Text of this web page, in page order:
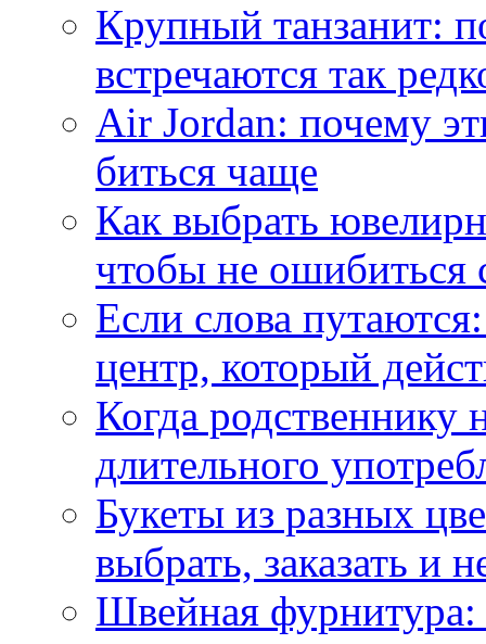
Крупный танзанит:
встречаются так
Air Jordan: почему
биться чаще
Как выбрать
чтобы не ошибиться
Если слова
центр, который
Когда
длительного
Букеты из разных
выбрать, заказать и
Швейная фурнитура: